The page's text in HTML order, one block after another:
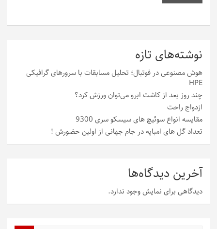
نوشته‌های تازه
هوش مصنوعی در فوتبال؛ تحلیل مسابقات با سرورهای گرافیکی
HPE
چند روز بعد از کاشت ابرو می‌توان ورزش کرد؟
ازدواج راحت
مقایسه انواع سوئیچ های سیسکو سری 9300
تعداد گل های امباپه در جام جهانی از اولین حضورش !
آخرین دیدگاه‌ها
دیدگاهی برای نمایش وجود ندارد.